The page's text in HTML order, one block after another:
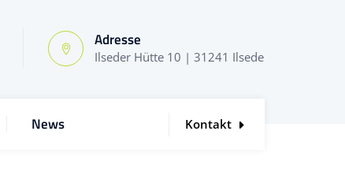
Adresse
Ilseder Hütte 10 | 31241 Ilsede
News Kontakt